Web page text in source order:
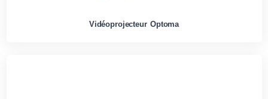
Vidéoprojecteur Optoma